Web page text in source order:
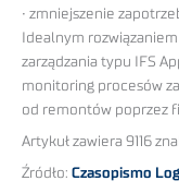
• zmniejszenie
Idealnym
zarządzania typu IFS
monitoring procesów
od remontów poprzez
Artykuł zawiera 9116
Źródło: Czasopismo